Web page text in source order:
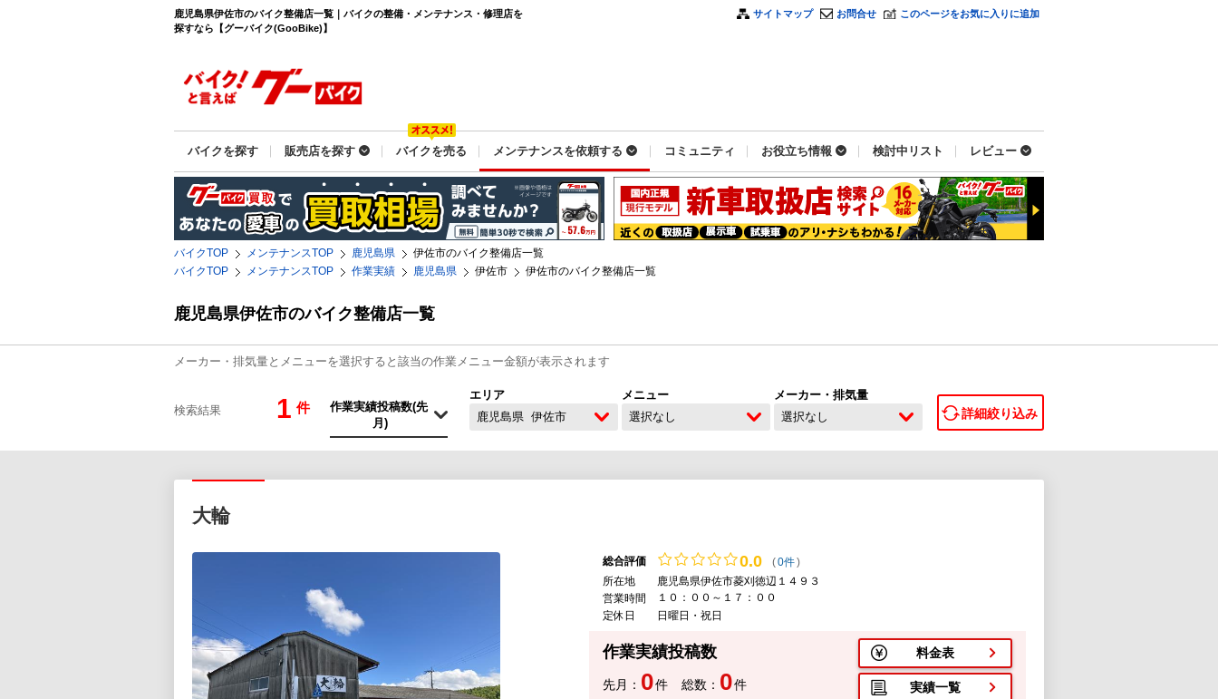
鹿児島県伊佐市のバイク整備店一覧｜バイクの整備・メンテナンス・修理店を
探すなら【グーバイク(GooBike)】
サイトマップ お問合せ このページをお気に入りに追加
バイクを探す 販売店を探す バイクを売る メンテナンスを依頼する コミュニティ お役立ち情報 検討中リスト レビュー
バイクTOP メンテナンスTOP 鹿児島県
伊佐市のバイク整備店一覧
バイクTOP
メンテナンスTOP 作業実績 鹿児島県 伊佐市 伊佐市のバイク整備店一覧
鹿児島県伊佐市のバイク整備店一覧
メーカー・排気量とメニューを選択すると該当の作業メニュー金額が表示されます
検索結果 1 件
エリア
鹿児島県 伊佐市
メニュー
選択なし
メーカー・排気量
選択なし
詳細絞り込み
大輪
総合評価 0.0 (0件)
所在地
鹿児島県伊佐市菱刈徳辺１４９３
営業時間
１０：００～１７：００
定休日
日曜日・祝日
作業実績投稿数
先月： 0件 総数： 0件
料金表
実績一覧